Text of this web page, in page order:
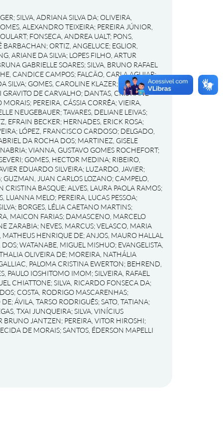
;SILVA, ADRIANA SILVA DA;OLIVEIRA,
ALEXANDRO TEIXEIRA; PEREIRA JÚNIOR,
; FONSECA, ANDREA UALT; PONS,
BARBACHAN;ORTIZ, ANGELUCE; EGLIOR,
ARIANE DA SILVA; LOPES FILHO, ARTUR
GABRIELLE SOARES;SILVA, BRUNO RAFAEL
CANDICE CAMPOS; FALCÃO, CARLA AGUIAR;
SILVA; GOMES, CAROLINE KLAZER;
SCHNEIDER,
GRAVITO DE CARVALHO; DANTAS, CRISTIANE
MORAIS; PEREIRA, CÁSSIA CORRÊA;VIEIRA,
NEUGEBAUER;TAVARES, DELIANE LEIVAS;
EFRAIN BECKER; HERNADES, ERICK ROSA;
; LÓPEZ, FRANCISCO CARDOSO; DELGADO,
DA ROCHA DOS; MARTINEZ, GISELE
;VIANNA, GUSTAVO GOMES ROCHEFORT;
; GOMES, HECTOR MEDINA; RIBEIRO,
EDUARDO SILVEIRA; LUZARDO, JAVIER;
; GUZMAN, JUAN CARLOS LOZANO; CAMPELO,
CRISTINA BASQUE;ALVES, LAURA PAOLA RAMOS;
LUANNA MELO; PEREIRA, LUCAS PESSOA;
; BORGES, LÉLIA CAETANO MARTINS;
MAICON FARIAS; DAMASCENO, MARCELO
ZARABIA; NEVES, MARCUS;VELASCO, MARIA
MATHEUS HENRIQUE DE;ANJOS, MAURO HALLAL
DOS;WATANABE, MIGUEL MISHUO; EVANGELISTA,
OLIVEIRA DE; MOREIRA, NATHÁLIA
PALOMA CRISTINA EWERTON; BEHREND,
PAULO IOSHITOMO IMOM;SILVEIRA, RAFAEL
CHIATTONE;SILVA, RICARDO FONSECA DA;
; COSTA, RODRIGO MASCARENHAS;
DE;ÁVILA, TARSO RODRIGUÊS;SATO, TATIANA;
TXAI JUNQUEIRA;SILVA, VINÍCIUS
BRUNO JANTZEN; PEREIRA, VITOR HIROSHI;
DE MORAIS;SANTOS, ÉDERSON MAPELLI